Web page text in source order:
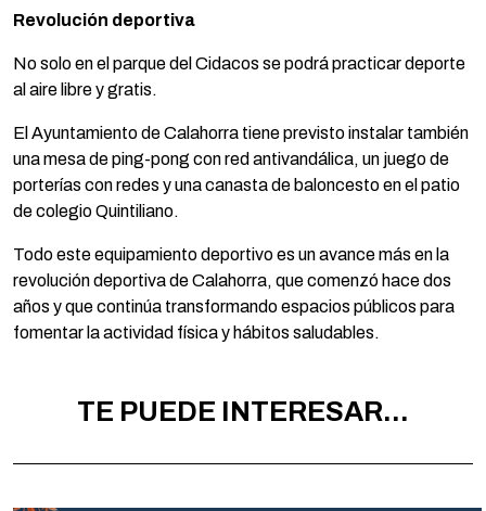
Revolución deportiva
No solo en el parque del Cidacos se podrá practicar deporte
al aire libre y gratis.
El Ayuntamiento de Calahorra tiene previsto instalar también
una mesa de ping-pong con red antivandálica, un juego de
porterías con redes y una canasta de baloncesto en el patio
de colegio Quintiliano.
Todo este equipamiento deportivo es un avance más en la
revolución deportiva de Calahorra, que comenzó hace dos
años y que continúa transformando espacios públicos para
fomentar la actividad física y hábitos saludables.
TE PUEDE INTERESAR...